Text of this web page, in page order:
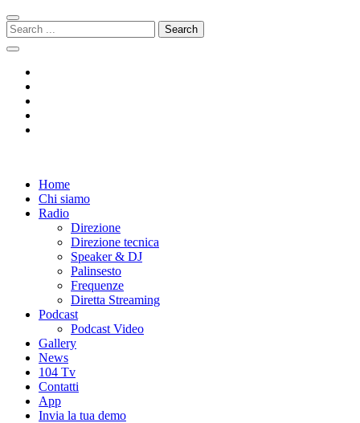
Skip
to
navigation
Skip
to
content
Search
for:
Radio 104
Like It !Home
Chi siamo
Radio
Direzione
Direzione tecnica
Speaker & DJ
Palinsesto
Frequenze
Diretta Streaming
Podcast
Podcast Video
Gallery
News
104 Tv
Contatti
App
Invia la tua demo